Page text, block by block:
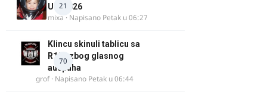
21
UK, 2026
mixa · Napisano Petak u 06:27
70
Klincu skinuli tablicu sa
R125 zbog glasnog
auspuha
grof· Napisano Petak u 06:44